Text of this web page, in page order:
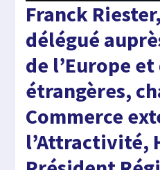
Franck
délégué
de l’Europe
étrangères,
Commerce
l’Attractivité,